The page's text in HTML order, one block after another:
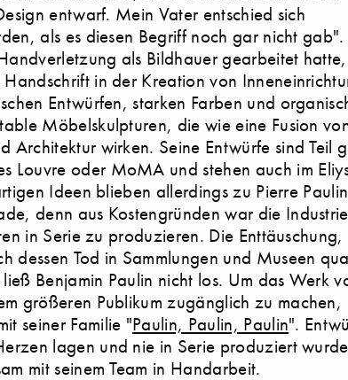
entwarf. Mein Vater entschied sich
als es diesen Begriff noch gar nicht gab".
als Bildhauer gearbeitet
in der Kreation von
Entwürfen, starken Farben und
Möbelskulpturen, die wie eine Fusion
Architektur wirken. Seine Entwürfe sind Teil
Louvre oder MoMA und stehen auch im
Ideen blieben allerdings zu Pierre
denn aus Kostengründen war die
in Serie zu produzieren. Die Enttäuschung,
dessen Tod in Sammlungen und Museen
Benjamin Paulin nicht los. Um das Werk
größeren Publikum zugänglich zu machen,
seiner Familie "Paulin, Paulin, Paulin".
lagen und nie in Serie produziert
mit seinem Team in Handarbeit.